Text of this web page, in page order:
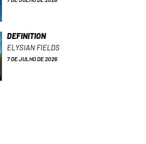
DEFINITION
ELYSIAN FIELDS
7 DE JULHO DE 2026